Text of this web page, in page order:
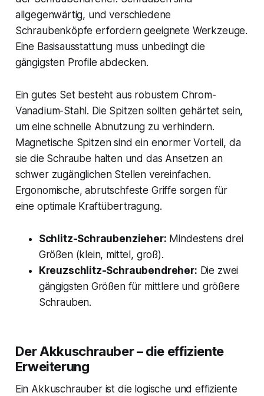
allgegenwärtig, und verschiedene
Schraubenköpfe erfordern geeignete Werkzeuge.
Eine Basisausstattung muss unbedingt die
gängigsten Profile abdecken.
Ein gutes Set besteht aus robustem Chrom-
Vanadium-Stahl. Die Spitzen sollten gehärtet sein,
um eine schnelle Abnutzung zu verhindern.
Magnetische Spitzen sind ein enormer Vorteil, da
sie die Schraube halten und das Ansetzen an
schwer zugänglichen Stellen vereinfachen.
Ergonomische, abrutschfeste Griffe sorgen für
eine optimale Kraftübertragung.
Schlitz-Schraubenzieher: Mindestens drei
Größen (klein, mittel, groß).
Kreuzschlitz-Schraubendreher: Die zwei
gängigsten Größen für mittlere und größere
Schrauben.
Der Akkuschrauber – die effiziente
Erweiterung
Ein Akkuschrauber ist die logische und effiziente